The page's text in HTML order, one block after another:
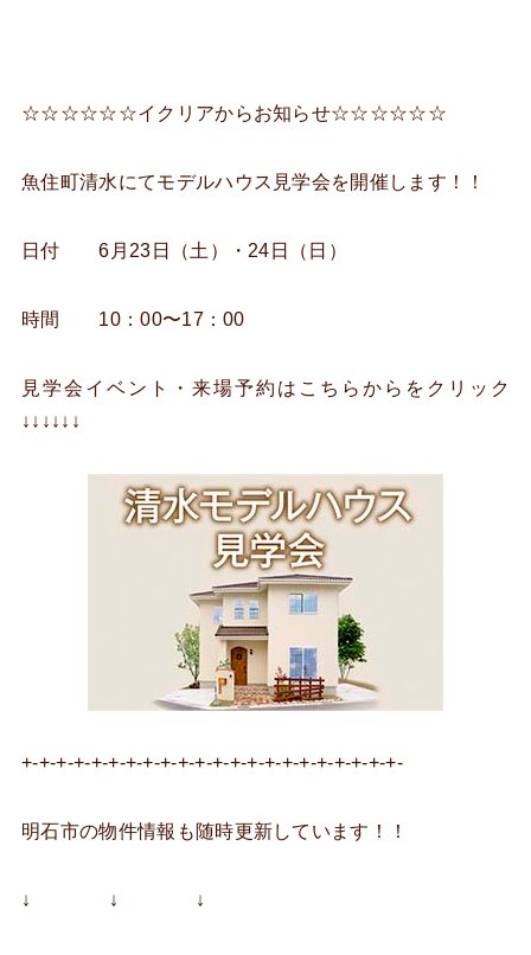
☆☆☆☆☆☆イクリアからお知らせ☆☆☆☆☆☆
魚住町清水にてモデルハウス見学会を開催します！！
日付 6月23日（土）・24日（日）
時間 10：00〜17：00
見学会イベント・来場予約はこちらからをクリック
↓↓↓↓↓↓
+-+-+-+-+-+-+-+-+-+-+-+-+-+-+-+-+-+-+-+-+-+-
明石市の物件情報も随時更新しています！！
↓ ↓ ↓